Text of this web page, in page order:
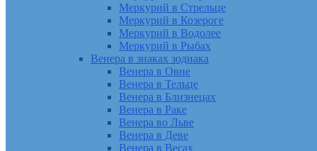
Меркурий в Стрельце
Меркурий в Козероге
Меркурий в Водолее
Меркурий в Рыбах
Венера в знаках зодиака
Венера в Овне
Венера в Тельце
Венера в Близнецах
Венера в Раке
Венера во Льве
Венера в Деве
Венера в Весах